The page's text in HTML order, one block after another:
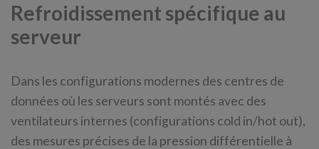
Refroidissement spécifique au
serveur
Dans les configurations modernes des centres de
données où les serveurs sont montés avec des
ventilateurs internes (configurations cold in/hot out),
des mesures précises de la pression différentielle à